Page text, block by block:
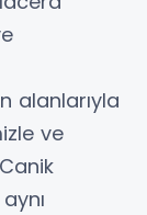
alanlarıyla
ve